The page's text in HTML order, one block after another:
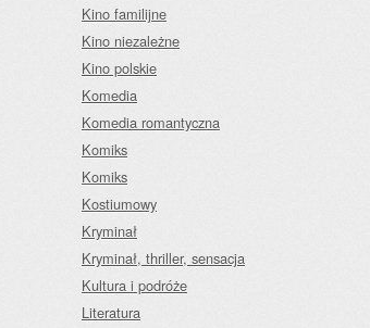
Kino familijne
Kino niezależne
Kino polskie
Komedia
Komedia romantyczna
Komiks
Komiks
Kostiumowy
Kryminał
Kryminał, thriller, sensacja
Kultura i podróże
Literatura